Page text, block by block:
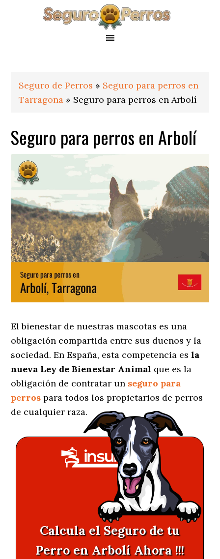
Seguro de Perros » Seguro para perros en
Tarragona » Seguro para perros en Arbolí
Seguro para perros en Arbolí
El bienestar de nuestras mascotas es una
obligación compartida entre sus dueños y la
sociedad. En España, esta competencia esla
nueva Ley de Bienestar Animal que es la
obligación de contratar un seguro para
perros para todos los propietarios de perros
de cualquier raza.
Calcula el Seguro de tu
Perro en Arbolí Ahora !!!